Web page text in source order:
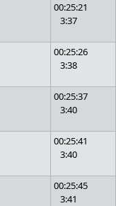
00:25:21
3:37
00:25:26
3:38
00:25:37
3:40
00:25:41
3:40
00:25:45
3:41